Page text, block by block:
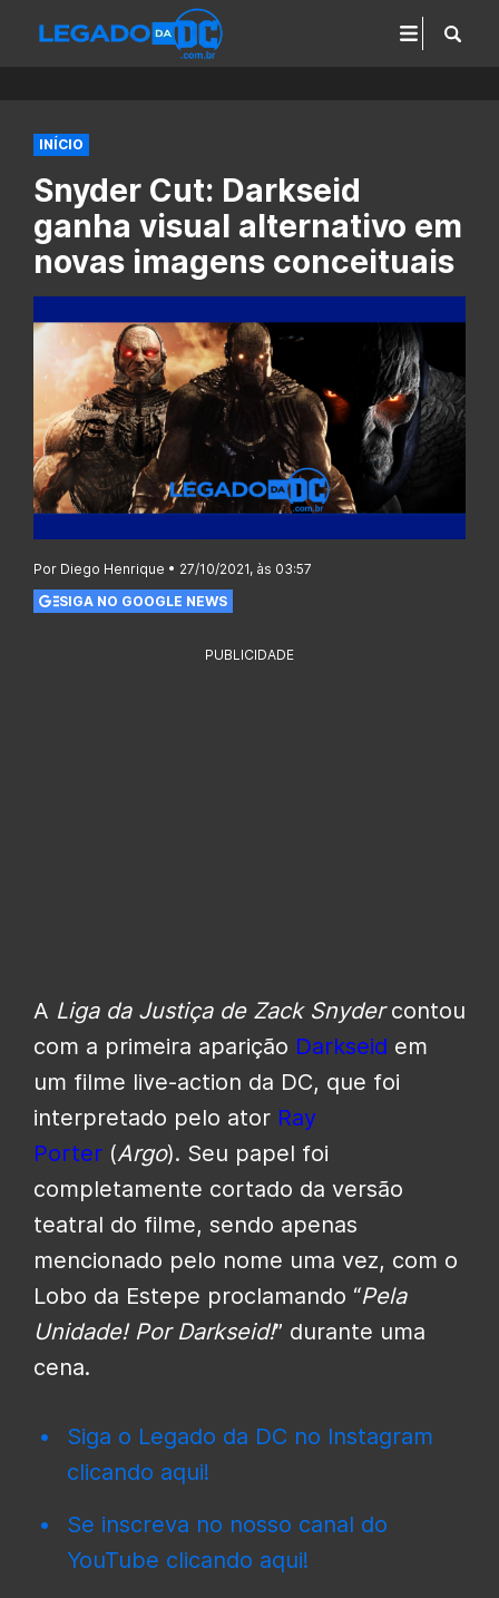
INÍCIO
Snyder Cut: Darkseid
ganha visual alternativo em
novas imagens conceituais
Por Diego Henrique • 27/10/2021, às 03:57
SIGA NO GOOGLE NEWS
PUBLICIDADE
A Liga da Justiça de Zack Snydercontou
com a primeira aparição Darkseid em
um filme live-action da DC, que foi
interpretado pelo ator Ray
Porter (Argo). Seu papel foi
completamente cortado da versão
teatral do filme, sendo apenas
mencionado pelo nome uma vez, com o
Lobo da Estepe proclamando “Pela
Unidade! Por Darkseid!” durante uma
cena.
Siga o Legado da DC no Instagram
clicando aqui!
Se inscreva no nosso canal do
YouTube clicando aqui!